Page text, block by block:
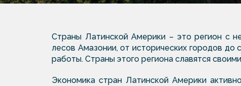
Страны Латинской Америки – это регион с
лесов Амазонии, от исторических городов
работы. Страны этого региона славятся
Экономика стран Латинской Америки